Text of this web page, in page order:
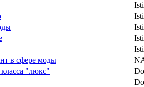
в сфере моды
"люкс"